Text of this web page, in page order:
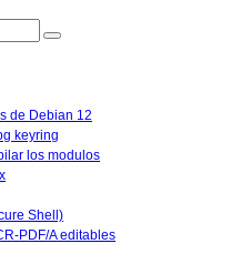
de Debian 12
keyring
los modulos
Shell)
PDF/A editables